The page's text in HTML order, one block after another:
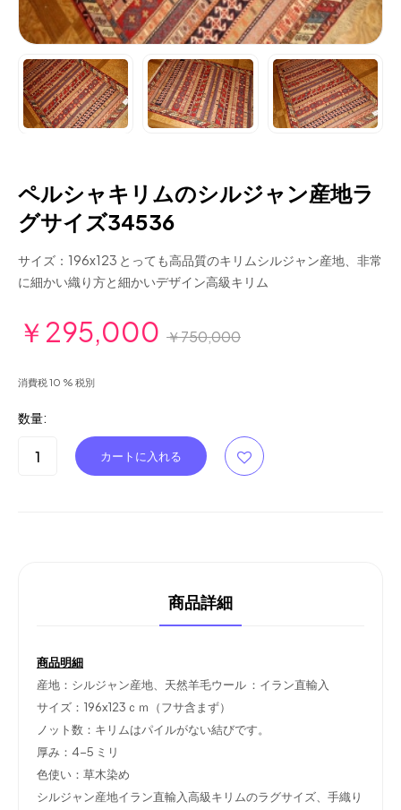
ペルシャキリムのシルジャン産地ラ
グサイズ34536
サイズ：196x123 とっても高品質のキリムシルジャン産地、非常
に細かい織り方と細かいデザイン高級キリム
￥295,000 ￥750,000
消費税 10 % 税別
数量:
商品詳細
商品明細
産地：シルジャン産地、天然羊毛ウール ：イラン直輸入
サイズ：196x123ｃｍ（フサ含まず）
ノット数：キリムはパイルがない結びです。
厚み：4-5 ミリ
色使い：草木染め
シルジャン産地イラン直輸入高級キリムのラグサイズ、手織り